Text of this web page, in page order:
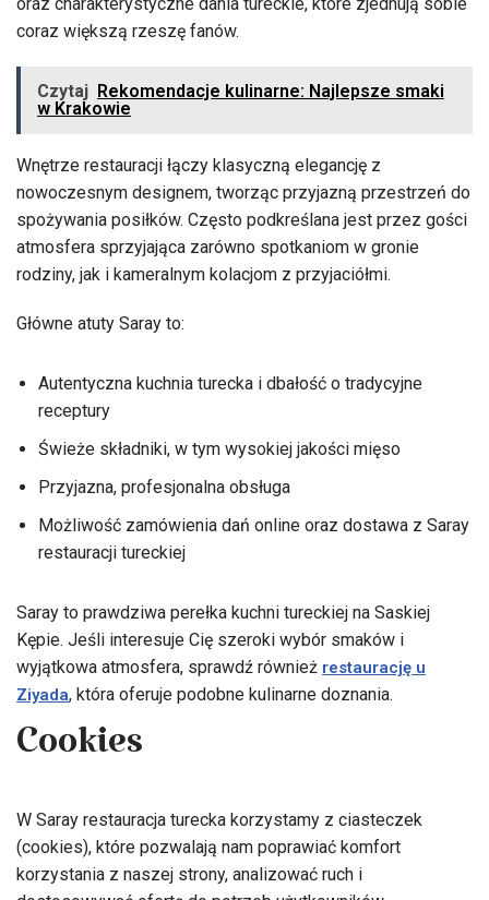
coraz większą rzeszę fanów.
Czytaj Rekomendacje kulinarne: Najlepsze smaki
w Krakowie
Wnętrze restauracji łączy klasyczną elegancję z
nowoczesnym designem, tworząc przyjazną przestrzeń do
spożywania posiłków. Często podkreślana jest przez gości
atmosfera sprzyjająca zarówno spotkaniom w gronie
rodziny, jak i kameralnym kolacjom z przyjaciółmi.
Główne atuty Saray to:
Autentyczna kuchnia turecka i dbałość o tradycyjne
receptury
Świeże składniki, w tym wysokiej jakości mięso
Przyjazna, profesjonalna obsługa
Możliwość zamówienia dań online oraz dostawa z Saray
restauracji tureckiej
Saray to prawdziwa perełka kuchni tureckiej na Saskiej
Kępie. Jeśli interesuje Cię szeroki wybór smaków i
wyjątkowa atmosfera, sprawdź również restaurację u
Ziyada, która oferuje podobne kulinarne doznania.
Cookies
W Saray restauracja turecka korzystamy z ciasteczek
(cookies), które pozwalają nam poprawiać komfort
korzystania z naszej strony, analizować ruch i